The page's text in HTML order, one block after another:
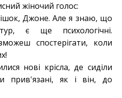
жіночий голос:
Джоне. Але я знаю, що
є ще психологічні.
спостерігати, коли
нові крісла, де сиділи
прив'язані, як і він, до